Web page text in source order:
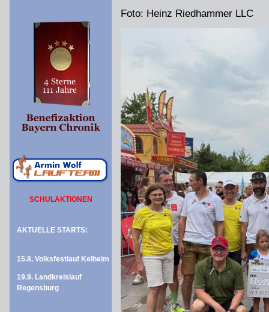
SCHULAKTIONEN
AKTUELLE STARTS:
15.8. Volksfestlauf Kelheim
19.9. Landkreislauf
Regensburg
Foto: Heinz Riedhammer LLC